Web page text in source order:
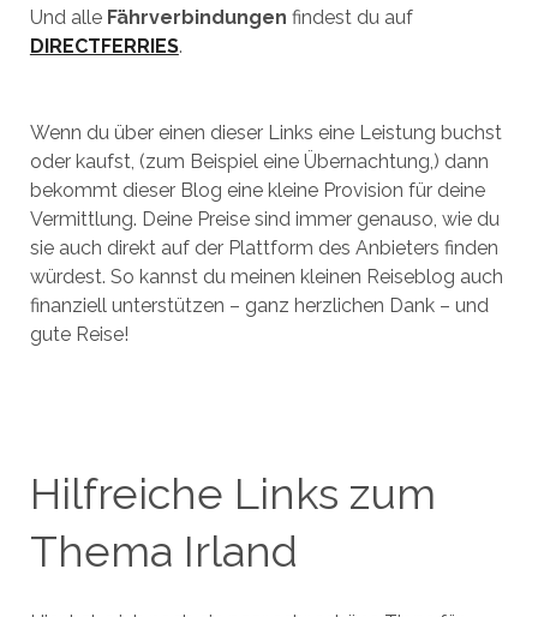
Und alle Fährverbindungen findest du auf
DIRECTFERRIES.
Wenn du über einen dieser Links eine Leistung buchst
oder kaufst, (zum Beispiel eine Übernachtung,) dann
bekommt dieser Blog eine kleine Provision für deine
Vermittlung. Deine Preise sind immer genauso, wie du
sie auch direkt auf der Plattform des Anbieters finden
würdest. So kannst du meinen kleinen Reiseblog auch
finanziell unterstützen – ganz herzlichen Dank – und
gute Reise!
Hilfreiche Links zum
Thema Irland